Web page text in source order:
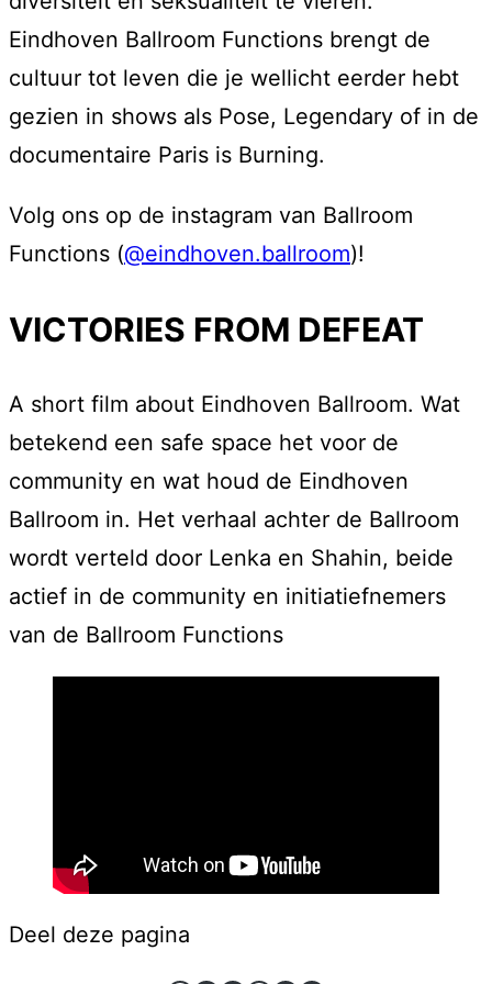
Eindhoven Ballroom Functions brengt de
cultuur tot leven die je wellicht eerder hebt
gezien in shows als Pose, Legendary of in de
documentaire Paris is Burning.
Volg ons op de instagram van Ballroom
Functions (@eindhoven.ballroom)!
VICTORIES FROM DEFEAT
A short film about Eindhoven Ballroom. Wat
betekend een safe space het voor de
community en wat houd de Eindhoven
Ballroom in. Het verhaal achter de Ballroom
wordt verteld door Lenka en Shahin, beide
actief in de community en initiatiefnemers
van de Ballroom Functions
Deel deze pagina